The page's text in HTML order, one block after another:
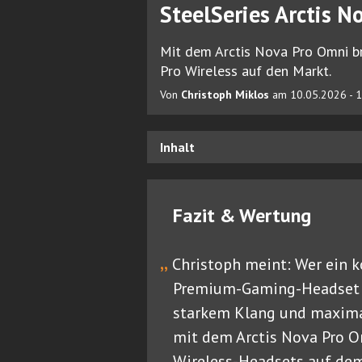
SteelSeries Arctis
Mit dem Arctis Nova Pro Omni
Pro Wireless auf den Markt.
Von Christoph Miklos am 10.05.2026 -
Inhalt
Fazit & Wertung
„ Christoph meint: Wer ein
Premium-Gaming-
starkem Klang und
mit dem Arctis Nova Pro